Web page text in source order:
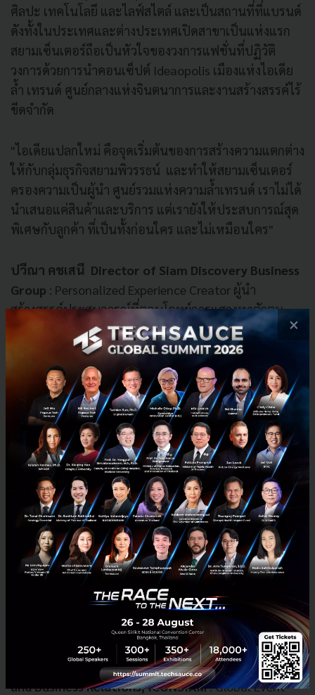
ศิลปะ เทคโนโลยี และไลฟ์สไตล์ และเป็นสถานที่ที่แบรนด์
ดังทั้งในประเทศและต่างประเทศเปิดสาขาเป็นแห่งแรก
สยามเซ็นเตอร์ถือเป็นหัวใจของวงการแฟชั่นที่ปฏิวัติ
วงการด้วยการนำคอนเซ็ปต์ Ideaopolis เมืองแห่งไอเดีย
ล้ำ เทรนด์ ศูนย์กลางแห่งจินตนาการและงานสร้างสรรค์ไร้
ขีดจำกัด
"ไอเดียแปลกใหม่ คือจุดเริ่มต้นของการสร้างความแตกต่าง
ให้กับกลุ่มธุรกิจสยามพิวรรธน์ และทำให้สยามเซ็นเตอร์
ครองความเป็นผู้นำ ศูนย์รวมแห่งความล้ำเทรนด์ เราไม่ได้
นำเสนอแค่สินค้าและบริการ แต่เรายังให้ประสบการณ์สุด
พิเศษกับลูกค้า ที่เป็นทั้งก่อนใคร และไม่เหมือนใคร"
ปวีณา คชเสนี Director of Siam Discovery Business
Group : Personalized Experience Creator ผู้นำ
สร้างสรรค์ประสบการณ์ที่ตอบโจทย์การแสวงหาตัวตน
และเอกลักษณ์เฉพาะตัว สยามดิสคัฟเวอรี่ไม่ได้เป็นแค่
ศูนย์การค้า แต่เป็นสถานที่นำเสนอประสบการณ์แปลก
ใหม่ สร้างแรงบันดาลใจ เป็นศูนย์กลางหลอมรวมไอเดียที่
พร้อมสนองต่อเทรนด์ต่าง ๆ และตอบรับการเปลี่ยนแปลง
ตลอดเวลา ด้วย Discovery Lab นำเสนอสินค้าภายใต้ธีม
และเรื่องราวความสนใจของผู้คนตามรสนิยมเฉพาะตัว
Ecotopia แหล่งรวมสินค้ารักษ์โลกที่ใหญ่ที่สุดในเอเชีย
ล่าสุดนำแบรนด์ไทยขยายฐานกลุ่มลูกค้าในตลาดต่าง
ประเทศภายใต้คอนเซ็ปต์ Discover Siam ชูสินค้าคนไทย
ให้เติบโตจาก Local Hero ก้าวสู่ Global Hero
“การบริหารประสบการณ์แบบ Customer Centric อย่าง
ลงลึก ทำให้สยามดิสคัฟเวอรี่นำเสนอสินค้าด้วยธีมและ
เรื่องราวตามความสนใจของผู้คนและรสนิยมเฉพาะตัวให้
ทุกคนได้ค้นหาและค้นพบตัวตนที่แท้จริงของตัวเอง และ
แสดงออกในสิ่งที่ตัวเองอยากจะเป็น"
โสภิดา กิติโกมลสุข Group Head of Marketing Event
and Business Relations, ICONSIAM: Global Event
×